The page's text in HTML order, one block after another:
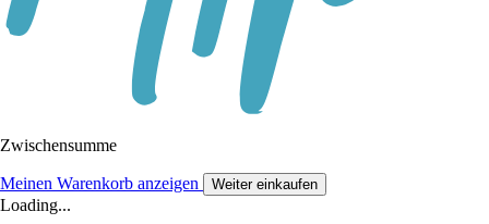
Zwischensumme
Meinen Warenkorb anzeigen Weiter einkaufen
Loading...